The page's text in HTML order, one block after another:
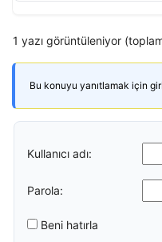
1 yazı görüntüleniyor
Bu konuyu yanıtlamak için
Kullanıcı adı:
Parola:
Beni hatırla